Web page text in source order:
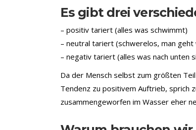
Es gibt drei
– positiv tariert (alles was schwimmt)
– neutral tariert (schwerelos, man geht
– negativ tariert (alles was nach unten
Da der Mensch selbst zum größten
Tendenz zu positivem Auftrieb, sprich
zusammengeworfen im Wasser eher